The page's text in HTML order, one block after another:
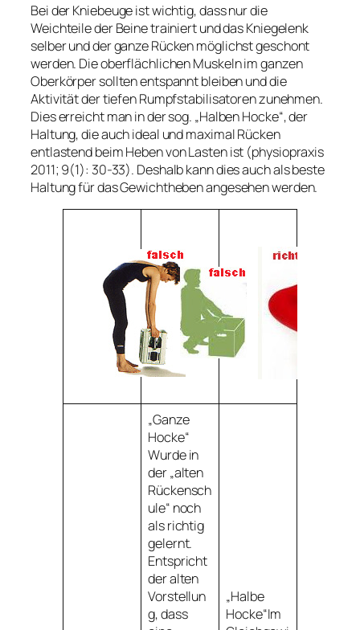
Bei der Kniebeuge ist wichtig, dass nur die
Weichteile der Beine trainiert und das Kniegelenk
selber und der ganze Rücken möglichst geschont
werden. Die oberflächlichen Muskeln im ganzen
Oberkörper sollten entspannt bleiben und die
Aktivität der tiefen Rumpfstabilisatoren zunehmen.
Dies erreicht man in der sog. „Halben Hocke“, der
Haltung, die auch ideal und maximal Rücken
entlastend beim Heben von Lasten ist (physiopraxis
2011; 9(1): 30-33). Deshalb kann dies auch als beste
Haltung für das Gewichtheben angesehen werden.
„Ganze
Hocke“
Wurde in
der „alten
Rückensch
ule“ noch
als richtig
gelernt.
Entspricht
der alten
Vorstellun
g, dass
„Halbe
Hocke“Im